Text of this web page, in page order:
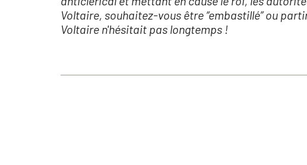
Voltaire, souhaitez-vous être “embastillé” ou
Voltaire n'hésitait pas longtemps !